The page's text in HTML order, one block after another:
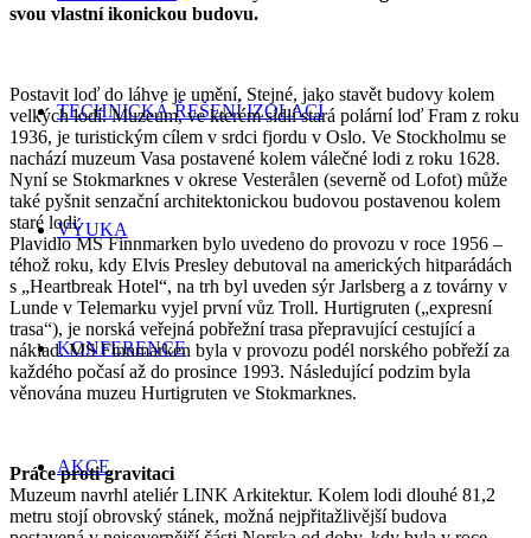
TECHNICKÁ ŘEŠENÍ IZOLACÍ
VÝUKA
KONFERENCE
AKCE
svou vlastní ikonickou budovu.
Postavit loď do láhve je umění. Stejné, jako stavět budovy kolem
velkých lodí. Muzeum, ve kterém sídlí stará polární loď Fram z roku
1936, je turistickým cílem v srdci fjordu v Oslo. Ve Stockholmu se
nachází muzeum Vasa postavené kolem válečné lodi z roku 1628.
Nyní se Stokmarknes v okrese Vesterålen (severně od Lofot) může
také pyšnit senzační architektonickou budovou postavenou kolem
staré lodi.
Plavidlo MS Finnmarken bylo uvedeno do provozu v roce 1956 –
téhož roku, kdy Elvis Presley debutoval na amerických hitparádách
s „Heartbreak Hotel“, na trh byl uveden sýr Jarlsberg a z továrny v
Lunde v Telemarku vyjel první vůz Troll. Hurtigruten („expresní
trasa“), je norská veřejná pobřežní trasa přepravující cestující a
náklad. MS Finnmarken byla v provozu podél norského pobřeží za
každého počasí až do prosince 1993. Následující podzim byla
věnována muzeu Hurtigruten ve Stokmarknes.
Práce proti gravitaci
Muzeum navrhl ateliér LINK Arkitektur. Kolem lodi dlouhé 81,2
metru stojí obrovský stánek, možná nejpřitažlivější budova